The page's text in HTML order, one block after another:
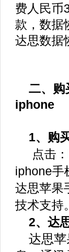
费人民币
款，数据
达思数据
二、购
iphone
1、购
点击：
iphone手
达思苹果
技术支持。
2、达
达思苹